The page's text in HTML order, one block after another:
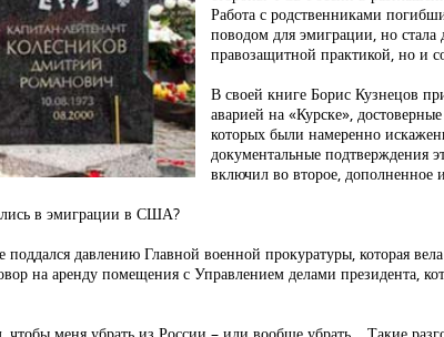
Работа с родственниками
поводом для эмиграции, но стала
правозащитной практикой, но и
В своей книге Борис Кузнецов
аварией на «Курске»,
которых были намеренно
документальные подтверждения
включил во второе, дополненное
в эмиграции в США?
давлению Главной военной прокуратуры, которая
на аренду помещения с Управлением делами президента,